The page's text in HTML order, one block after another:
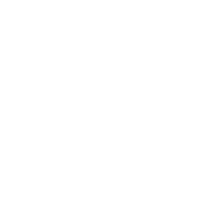
예배는 오전 10시 30분, 금요철야기도회는
페이지에서 확인하실 수 있습니다.